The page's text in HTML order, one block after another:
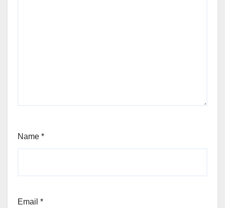
Name *
Email *